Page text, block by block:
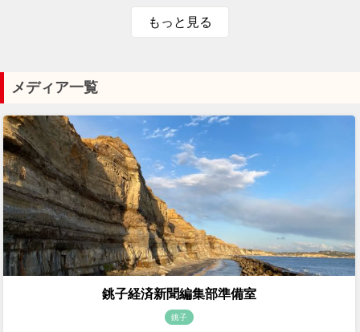
もっと見る
メディア一覧
銚子経済新聞編集部準備室
銚子